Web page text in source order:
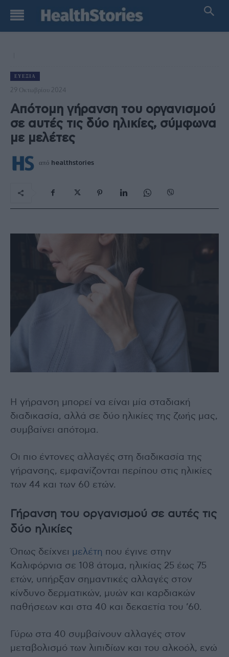
ΕΥΕΞΊΑ
29 Οκτωβρίου 2024
Απότομη γήρανση του οργανισμού
σε αυτές τις δύο ηλικίες, σύμφωνα
με μελέτες
από healthstories
Η γήρανση μπορεί να είναι μία σταδιακή
διαδικασία, αλλά σε δύο ηλικίες της ζωής μας,
συμβαίνει απότομα.
Οι πιο έντονες αλλαγές στη διαδικασία της
γήρανσης, εμφανίζονται περίπου στις ηλικίες
των 44 και των 60 ετών.
Γήρανση του οργανισμού σε αυτές τις
δύο ηλικίες
Όπως δείχνει μελέτη που έγινε στην
Καλιφόρνια σε 108 άτομα, ηλικίας 25 έως 75
ετών, υπήρξαν σημαντικές αλλαγές στον
κίνδυνο δερματικών, μυών και καρδιακών
παθήσεων και στα 40 και δεκαετία του ’60.
Γύρω στα 40 συμβαίνουν αλλαγές στον
μεταβολισμό των λιπιδίων και του αλκοόλ, ενώ